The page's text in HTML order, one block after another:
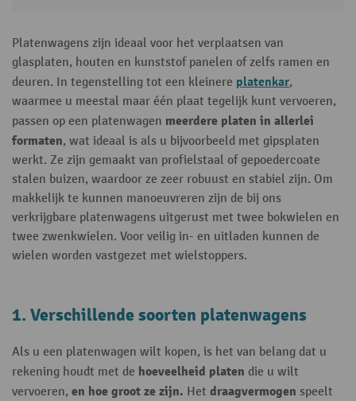
Platenwagens zijn ideaal voor het verplaatsen van
glasplaten, houten en kunststof panelen of zelfs ramen en
deuren. In tegenstelling tot een kleinere platenkar,
waarmee u meestal maar één plaat tegelijk kunt vervoeren,
passen op een platenwagen meerdere platen in allerlei
formaten, wat ideaal is als u bijvoorbeeld met gipsplaten
werkt. Ze zijn gemaakt van profielstaal of gepoedercoate
stalen buizen, waardoor ze zeer robuust en stabiel zijn. Om
makkelijk te kunnen manoeuvreren zijn de bij ons
verkrijgbare platenwagens uitgerust met twee bokwielen en
twee zwenkwielen. Voor veilig in- en uitladen kunnen de
wielen worden vastgezet met wielstoppers.
1. Verschillende soorten platenwagens
Als u een platenwagen wilt kopen, is het van belang dat u
rekening houdt met de hoeveelheid platen die u wilt
vervoeren, en hoe groot ze zijn. Het draagvermogen speelt